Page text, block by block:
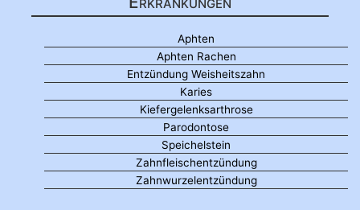
Aphten
Aphten Rachen
Entzündung Weisheitszahn
Karies
Kiefergelenksarthrose
Parodontose
Speichelstein
Zahnfleischentzündung
Zahnwurzelentzündung